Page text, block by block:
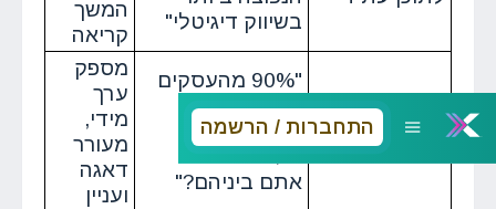
התחברות / הרשמה
בשיווק דיגיטלי"
המשך
קריאה
בסטטיסטיקות
"90% מהעסקים
מבזבזים את
תקציב השיווק
אתם ביניהם?"
מספק
ערך
מידי,
מעורר
דאגה
ועניין